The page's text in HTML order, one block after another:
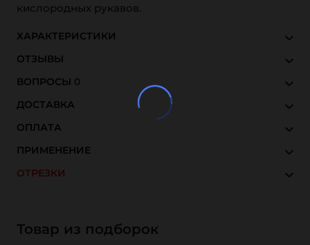
кислородных рукавов.
ХАРАКТЕРИСТИКИ
ОТЗЫВЫ
ВОПРОСЫ 0
ДОСТАВКА
ОПЛАТА
ПРИМЕНЕНИЕ
ОТРЕЗКИ
Товар из подборок